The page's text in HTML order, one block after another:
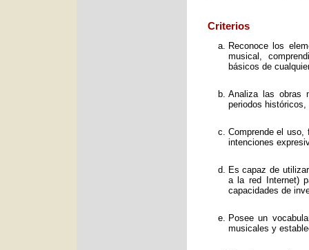
Criterios
Reconoce los
musical,
básicos de
Analiza las obras
periodos
Comprende el
intenciones
Es capaz de
a la red Internet)
capacidades de
Posee un
musicales y